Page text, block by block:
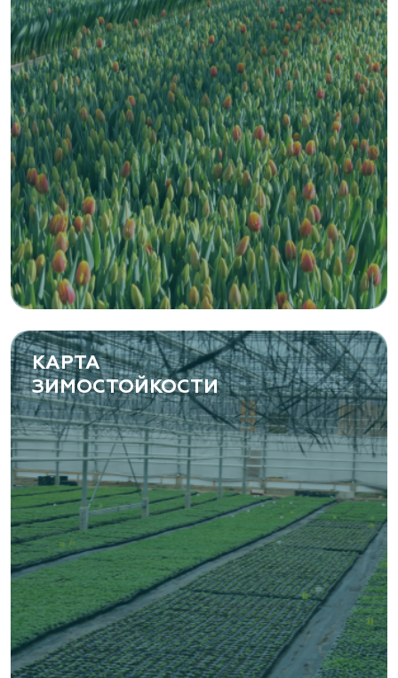
КАРТА
ЗИМОСТОЙКОСТИ